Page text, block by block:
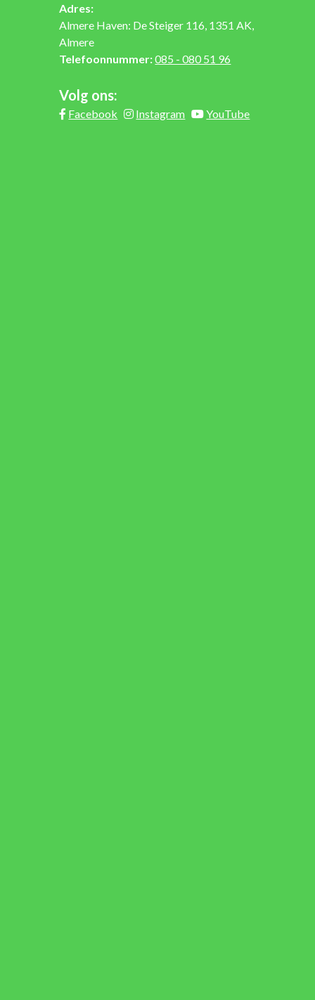
Adres:
Almere Haven: De Steiger 116, 1351 AK,
Almere
Telefoonnummer:085 - 080 51 96
Volg ons:
Facebook Instagram YouTube